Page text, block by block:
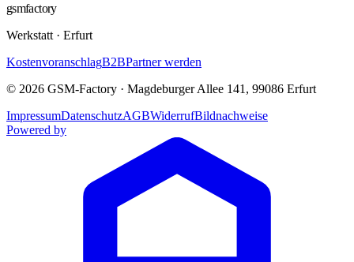
gsmfactory
Werkstatt · Erfurt
KostenvoranschlagB2BPartner werden
© 2026 GSM-Factory · Magdeburger Allee 141 , 99086 Erfurt
ImpressumDatenschutzAGBWiderrufBildnachweise
Powered by